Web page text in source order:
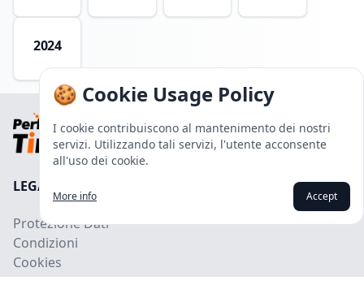
2024
🍪 Cookie Usage Policy
I cookie contribuiscono al mantenimento dei nostri
servizi. Utilizzando tali servizi, l'utente acconsente
all'uso dei cookie.
More info Accept
LEGALI
Protezione Dati
Condizioni
Cookies